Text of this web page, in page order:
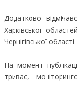
Додатково
Харківської
Чернігівської
На момент
триває,